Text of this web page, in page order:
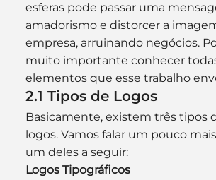
esferas pode passar uma
amadorismo e distorcer a
empresa, arruinando negócios.
muito importante conhecer
elementos que esse trabalho
2.1 Tipos de Logos
Basicamente, existem três tipos
logos. Vamos falar um pouco
um deles a seguir:
Logos Tipográficos